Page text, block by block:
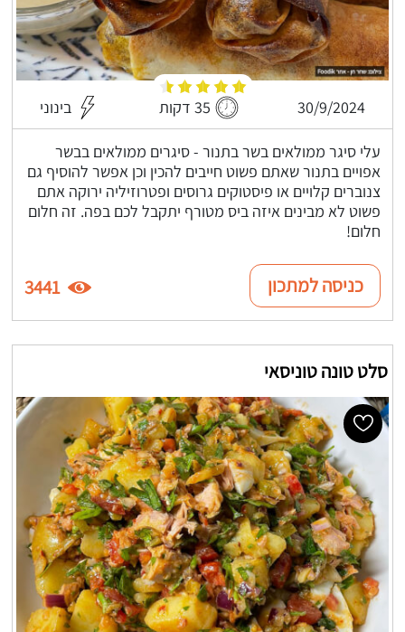
30/9/2024 35 דקות בינוני
עלי סיגר ממולאים בשר בתנור - סיגרים ממולאים בבשר
אפויים בתנור שאתם פשוט חייבים להכין וכן אפשר להוסיף גם
צנוברים קלויים או פיסטוקים גרוסים ופטרוזיליה ירוקה אתם
פשוט לא מבינים איזה ביס מטורף יתקבל לכם בפה. זה חלום
חלום!
כניסה למתכון 3441
סלט טונה טוניסאי